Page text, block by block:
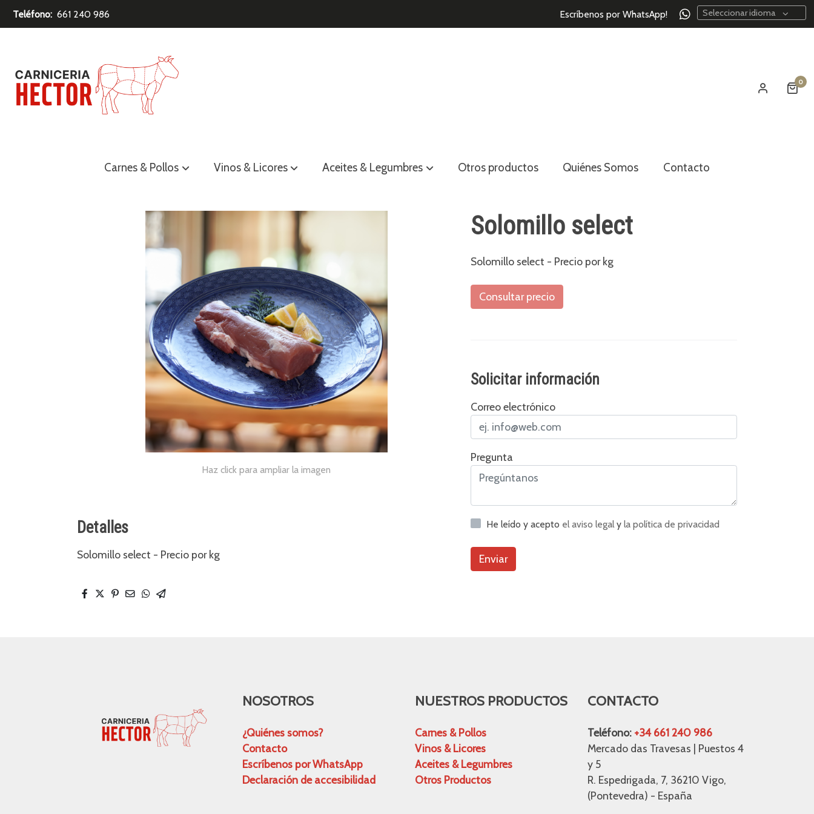
Teléfono: 661 240 986 Escríbenos por WhatsApp! Seleccionar idioma
0
Carnes & Pollos Vinos & Licores Aceites & Legumbres Otros productos Quiénes Somos Contacto
Catálogo Solomillo select
Haz click para ampliar la imagen
Detalles
Solomillo select - Precio por kg
Solomillo select
Solomillo select - Precio por kg
Consultar precio
Solicitar información
Correo electrónico
Pregunta
He leído y acepto el aviso legal y la política de privacidad
Enviar
NOSOTROS
¿Quiénes somos?
Contacto
Escríbenos por WhatsApp
Declaración de accesibilidad
NUESTROS PRODUCTOS
Carnes & Pollos
Vinos & Licores
Aceites & Legumbres
Otros Productos
CONTACTO
Teléfono: +34 661 240 986
Mercado das Travesas | Puestos 4
y 5
R. Espedrigada, 7, 36210 Vigo,
(Pontevedra) - España